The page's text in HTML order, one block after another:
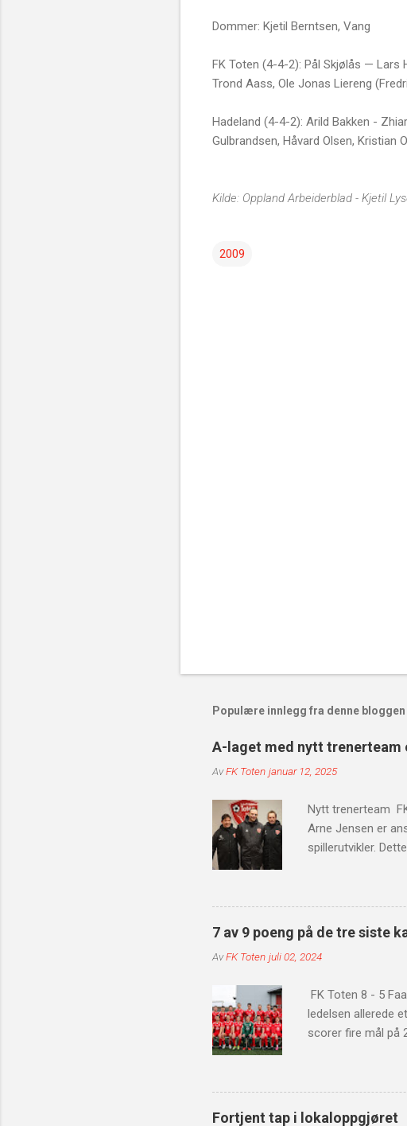
Dommer: Kjetil Berntsen, Vang
FK Toten (4-4-2): Pål Skjølås — Lars
Trond Aass, Ole Jonas Liereng
Hadeland (4-4-2): Arild Bakken -
Gulbrandsen, Håvard Olsen, Kristian
Kilde: Oppland Arbeiderblad - Kjetil
2009
Populære innlegg fra denne bloggen
A-laget med nytt trenerteam
AvFK Toten januar 12, 2025
Nytt trenerteam
Arne Jensen er
spillerutvikler.
Med deres
klubbens videre
spilt i Nederland, i
siste årene som
siden han
7 av 9 poeng på de tre siste
AvFK Toten juli 02, 2024
FK Toten 8 - 5
ledelsen allerede
scorer fire mål på
scoringslisten, før
scoring av Simen
Fortjent tap i lokaloppgjøret